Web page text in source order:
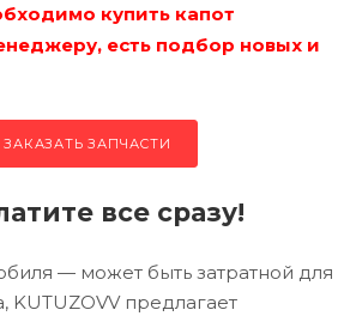
купить капот
есть подбор новых и
ЗАКАЗАТЬ ЗАПЧАСТИ
все сразу!
— может быть затратной для
предлагает